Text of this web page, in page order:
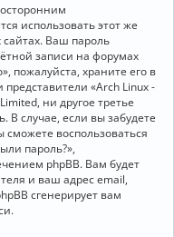
использовать этот же
сайтах. Ваш пароль
записи на форумах
пожалуйста, храните его в
«Arch Linux -
ни другое третье
случае, если вы забудете
воспользоваться
пароль?»,
phpBB. Вам будет
и ваш адрес email,
сгенерирует вам